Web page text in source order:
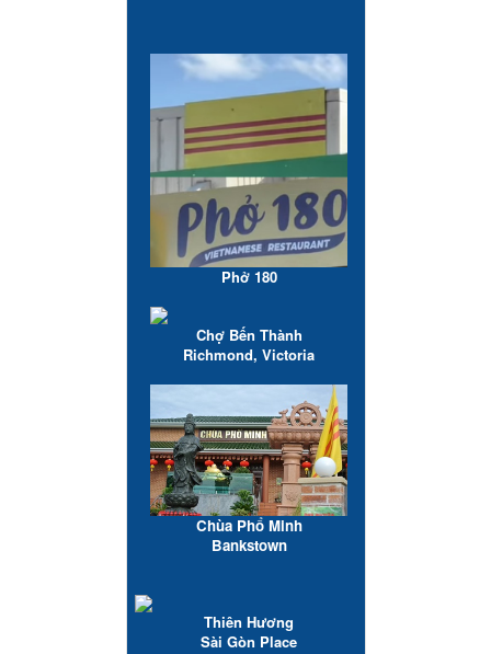
Phở 180
Chợ Bến Thành
Richmond, Victoria
Chùa Phổ Minh
Bankstown
Thiên Hương
Sài Gòn Place